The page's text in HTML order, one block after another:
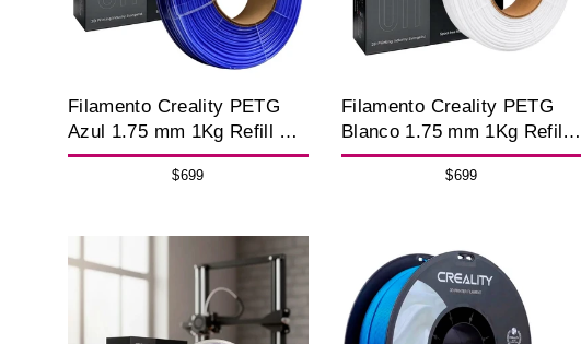
Filamento Creality PETG
Azul 1.75 mm 1Kg Refill Sin
Carretel para Impresora 3D
$699
Filamento Creality PETG
Blanco 1.75 mm 1Kg Refill
Sin Carretel para Impresora
$699